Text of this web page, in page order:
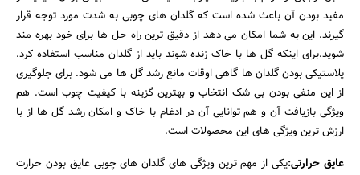
جستجو
مفید بودن آن باعث شده است که گلدان های چوبی به شدت مورد توجه قرار
گیرند. این به شما امکان می دهد از دقیق ترین راه حل ها برای خود بهره مند
شوید.برای اینکه گل ها با خاک زنده شوند باید از گلدان مناسب استفاده کرد.
پلاستیکی بودن گلدان ها گاهی اوقات مانع رشد گل ها می شود. برای جلوگیری
از این منفی بودن بی شک انتخاب و بهترین گزینه با کیفیت چوب است. هم
ویژگی بازیافت آن و هم توانایی آن در ادغام با خاک و امکان رشد گل ها از با
ارزش ترین ویژگی های این محصولات است.
عایق حرارتی:یکی از مهم ترین ویژگی های گلدان های چوبی عایق بودن حرارت